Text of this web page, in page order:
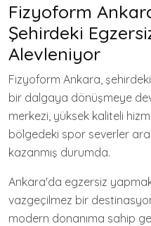
Fizyoform
Şehirdeki
Alevleniyor
Fizyoform Ankara,
bir dalgaya dönüşmeye
merkezi, yüksek kaliteli
bölgedeki spor severler
kazanmış durumda.
Ankara'da egzersiz
vazgeçilmez bir
modern donanıma sahip